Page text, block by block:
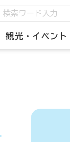
観光・イベント